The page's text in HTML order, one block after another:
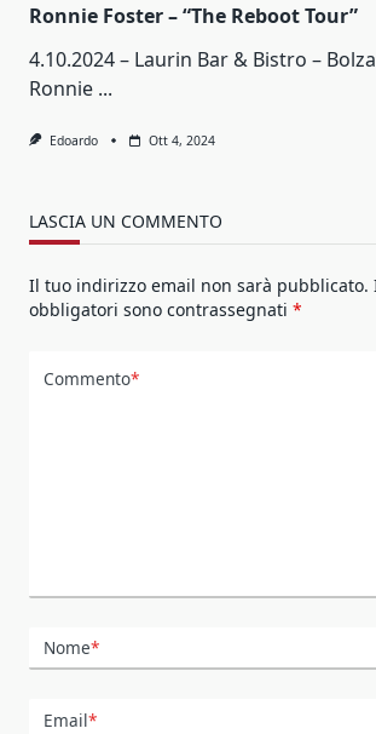
Ronnie Foster – “The Reboot Tour”
4.10.2024 – Laurin Bar & Bistro –
Ronnie ...
Edoardo Ott 4, 2024
LASCIA UN COMMENTO
Il tuo indirizzo email non sarà pubblicato.
obbligatori sono contrassegnati *
Commento*
Nome*
Email*